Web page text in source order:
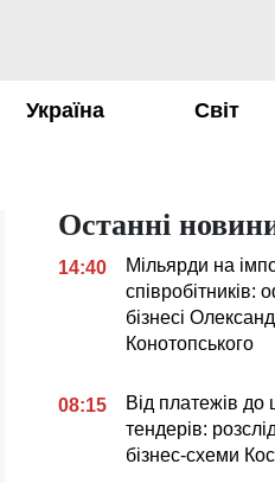
Україна Світ
Останні
14:40
Мільярди на
співробітників:
бізнесі
Конотопського
08:15
Від платежів до
тендерів:
бізнес-схеми